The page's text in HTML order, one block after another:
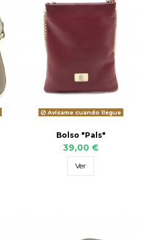
Avísame cuando llegue
Bolso "Pals"
39,00 €
Ver